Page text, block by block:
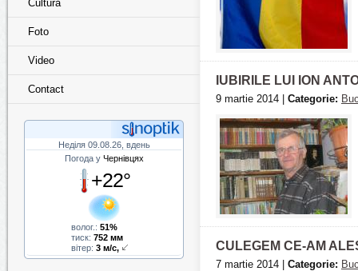
Cultură
Foto
Video
Contact
Неділя 09.08.26, вдень
Погода у Чернівцях
+22°
волог.: 51%
тиск: 752 мм
вітер: 3 м/с,
IUBIRILE LUI ION
9 martie 2014 | Categorie:
CULEGEM CE-AM
7 martie 2014 | Categorie: